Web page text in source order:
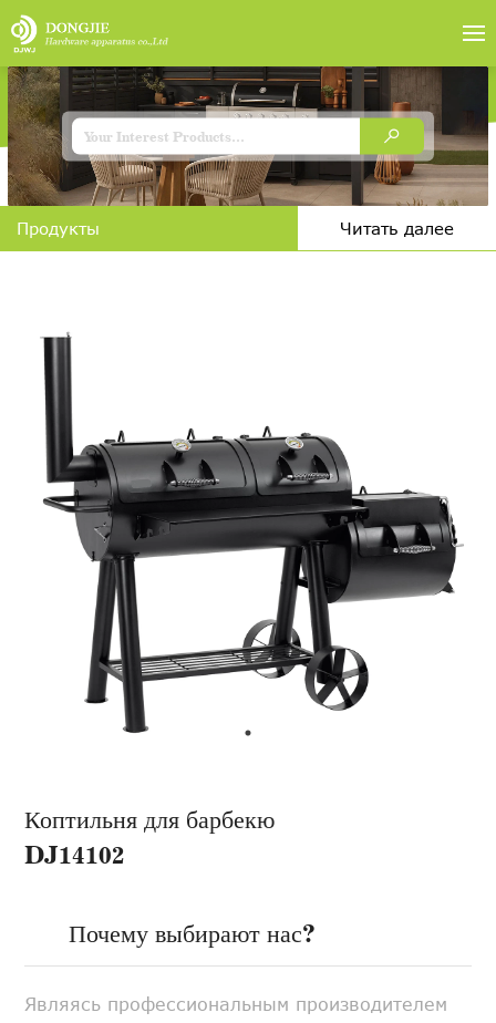
Продукты Читать далее
Коптильня для барбекю
DJ14102
Почему выбирают нас?
Являясь профессиональным производителем